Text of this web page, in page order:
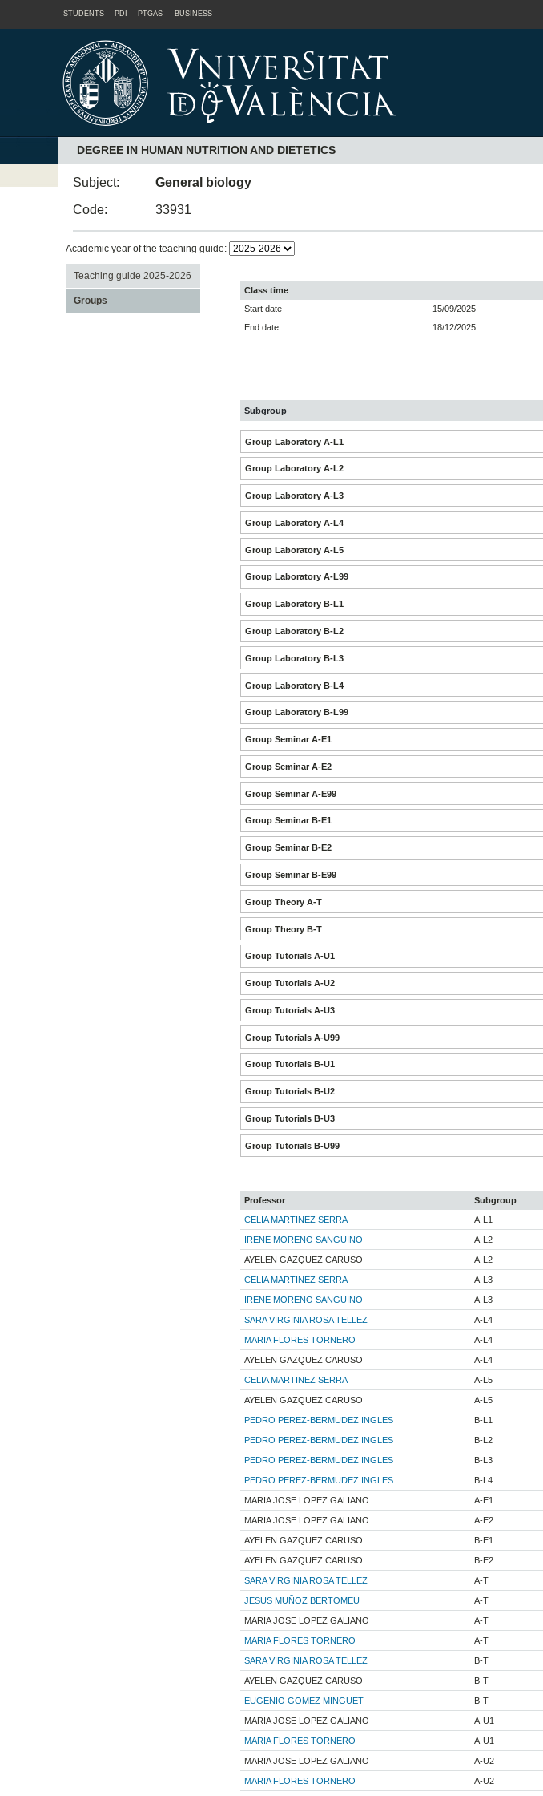
STUDENTS PDI PTGAS BUSINESS
DEGREE IN HUMAN NUTRITION AND DIETETICS
Subject:
General biology
Code:
33931
Academic year of the teaching guide:
Teaching guide 2025-2026
Groups
Class time
Start date
15/09/2025
End date
18/12/2025
Subgroup
Group Laboratory A-L1
Group Laboratory A-L2
Group Laboratory A-L3
Group Laboratory A-L4
Group Laboratory A-L5
Group Laboratory A-L99
Group Laboratory B-L1
Group Laboratory B-L2
Group Laboratory B-L3
Group Laboratory B-L4
Group Laboratory B-L99
Group Seminar A-E1
Group Seminar A-E2
Group Seminar A-E99
Group Seminar B-E1
Group Seminar B-E2
Group Seminar B-E99
Group Theory A-T
Group Theory B-T
Group Tutorials A-U1
Group Tutorials A-U2
Group Tutorials A-U3
Group Tutorials A-U99
Group Tutorials B-U1
Group Tutorials B-U2
Group Tutorials B-U3
Group Tutorials B-U99
Professor Subgroup
CELIA MARTINEZ SERRA
A-L1
IRENE MORENO SANGUINO A-L2
AYELEN GAZQUEZ CARUSO A-L2
CELIA MARTINEZ SERRA A-L3
IRENE MORENO SANGUINO A-L3
SARA VIRGINIA ROSA TELLEZ A-L4
MARIA FLORES TORNERO A-L4
AYELEN GAZQUEZ CARUSO A-L4
CELIA MARTINEZ SERRA A-L5
AYELEN GAZQUEZ CARUSO A-L5
PEDRO PEREZ-BERMUDEZ INGLES B-L1
PEDRO PEREZ-BERMUDEZ INGLES B-L2
PEDRO PEREZ-BERMUDEZ INGLES B-L3
PEDRO PEREZ-BERMUDEZ INGLES B-L4
MARIA JOSE LOPEZ GALIANO A-E1
MARIA JOSE LOPEZ GALIANO A-E2
AYELEN GAZQUEZ CARUSO B-E1
AYELEN GAZQUEZ CARUSO B-E2
SARA VIRGINIA ROSA TELLEZ A-T
JESUS MUÑOZ BERTOMEU A-T
MARIA JOSE LOPEZ GALIANO A-T
MARIA FLORES TORNERO A-T
SARA VIRGINIA ROSA TELLEZ B-T
AYELEN GAZQUEZ CARUSO B-T
EUGENIO GOMEZ MINGUET B-T
MARIA JOSE LOPEZ GALIANO A-U1
MARIA FLORES TORNERO A-U1
MARIA JOSE LOPEZ GALIANO A-U2
MARIA FLORES TORNERO A-U2